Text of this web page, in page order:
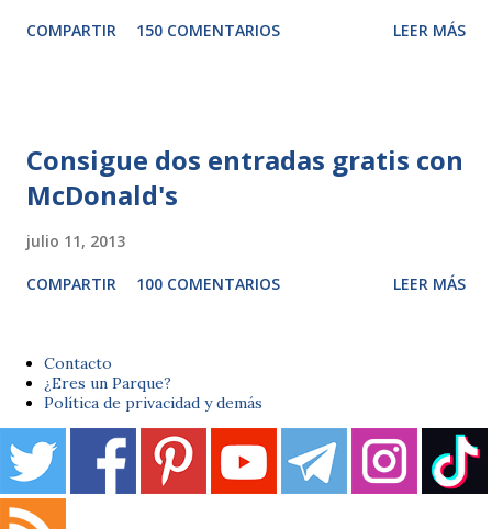
COMPARTIR 150 COMENTARIOS LEER MÁS
Consigue dos entradas gratis con
McDonald's
julio 11, 2013
COMPARTIR 100 COMENTARIOS LEER MÁS
Contacto
¿Eres un Parque?
Política de privacidad y demás